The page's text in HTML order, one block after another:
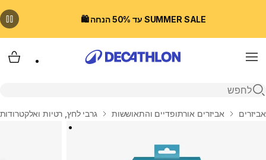
SUMMER SALE עד 50% הנחה 🛍️
Menu
פתיחת חיפוש
בית
אביזרים אביזרים אורתופדיים והתאוששות גרבי לחץ, רטיות ואלקטרודות